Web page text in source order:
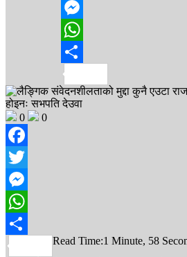
Twitter
Messenger
WhatsApp
0 0
Facebook
Twitter
Messenger
WhatsApp
Share
Read Time:1 Minute, 58